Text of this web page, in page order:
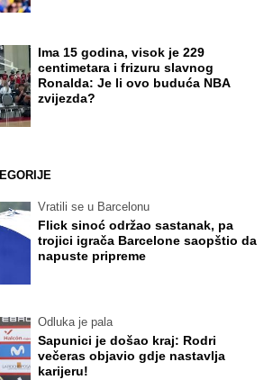
Ima 15 godina, visok je 229
centimetara i frizuru slavnog
Ronalda: Je li ovo buduća NBA
zvijezda?
Vratili se u Barcelonu
Flick sinoć održao sastanak, pa
trojici igrača Barcelone saopštio da
napuste pripreme
Odluka je pala
Sapunici je došao kraj: Rodri
večeras objavio gdje nastavlja
karijeru!